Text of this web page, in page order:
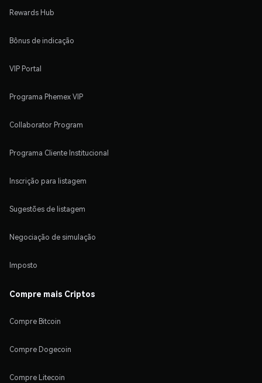
Rewards Hub
Bônus de indicação
VIP Portal
Programa Phemex VIP
Collaborator Program
Programa Cliente Institucional
Inscrição para listagem
Sugestões de listagem
Negociação de simulação
Imposto
Compre mais Criptos
Compre Bitcoin
Compre Dogecoin
Compre Litecoin